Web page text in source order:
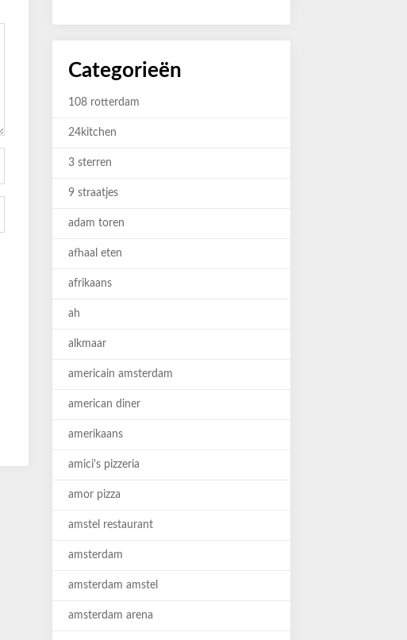
Categorieën
108 rotterdam
24kitchen
3 sterren
9 straatjes
adam toren
afhaal eten
afrikaans
ah
alkmaar
americain amsterdam
american diner
amerikaans
amici's pizzeria
amor pizza
amstel restaurant
amsterdam
amsterdam amstel
amsterdam arena